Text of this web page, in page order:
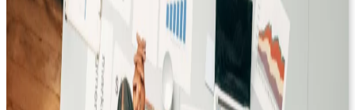
Touchez des audiences mode qualifiées grâce à des affiliés
affinitaires capables de valoriser vos collections.
Déployez des collaborations créateurs qui génèrent
visibilité, confiance et ventes.